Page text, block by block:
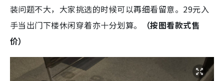
装问题不大，大家挑选的时候可以再细看留意。29元入
手当出门下楼休闲穿着亦十分划算。
（按图看款式售
价）